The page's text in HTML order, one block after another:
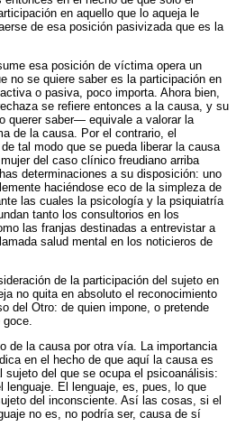
en aquello que lo aqueja le
de esa posición pasivizada que es la
esa posición de víctima opera un
no se quiere saber es la participación en
o pasiva, poco importa. Ahora bien,
se refiere entonces a la causa, y su
querer saber— equivale a valorar la
de la causa. Por el contrario, el
tal modo que se pueda liberar la causa
del caso clínico freudiano arriba
determinaciones a su disposición: uno
haciéndose eco de la simpleza de
las cuales la psicología y la psiquiatría
tanto los consultorios en los
las franjas destinadas a entrevistar a
salud mental en los noticieros de
de la participación del sujeto en
no quita en absoluto el reconocimiento
del Otro: de quien impone, o pretende
goce.
de la causa por otra vía. La importancia
en el hecho de que aquí la causa es
sujeto del que se ocupa el psicoanálisis:
lenguaje. El lenguaje, es, pues, lo que
del inconsciente. Así las cosas, si el
no es, no podría ser, causa de sí